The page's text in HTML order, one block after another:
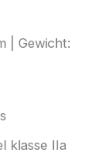
| Gewicht:
klasse IIa